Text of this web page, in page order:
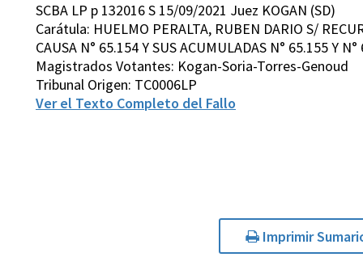
SCBA LP p 132016 S 15/09/2021 Juez KOGAN (SD)
Carátula: HUELMO PERALTA, RUBEN DARIO S/
CAUSA N° 65.154 Y SUS ACUMULADAS N° 65.155 Y
Magistrados Votantes: Kogan-Soria-Torres-Genoud
Tribunal Origen: TC0006LP
Ver el Texto Completo del Fallo
Imprimir